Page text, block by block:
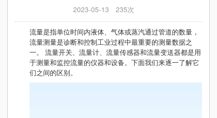
2023-05-13 235次
流量是指单位时间内液体、气体或蒸汽通过管道的数量，
流量测量是诊断和控制工业过程中最重要的测量数据之
一。 流量开关、流量计、流量传感器和流量变送器都是用
于测量和监控流量的仪器和设备。下面我们来逐一了解它
们之间的区别。